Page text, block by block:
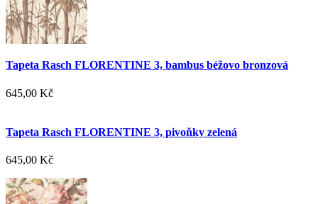
Tapeta Rasch FLORENTINE 3, bambus béžovo bronzová
645,00 Kč
Tapeta Rasch FLORENTINE 3, pivoňky zelená
645,00 Kč